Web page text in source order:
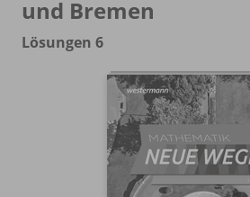
und Bremen
Lösungen 6